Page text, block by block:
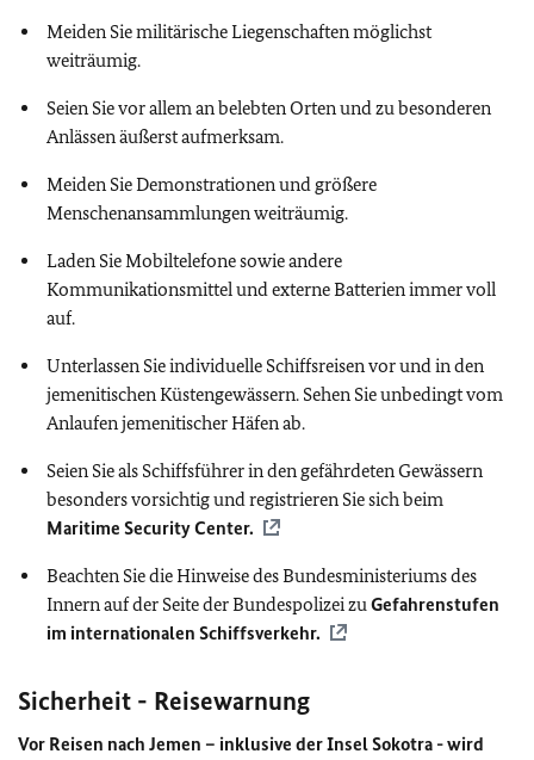
Meiden Sie militärische Liegenschaften möglichst
weiträumig.
Seien Sie vor allem an belebten Orten und zu besonderen
Anlässen äußerst aufmerksam.
Meiden Sie Demonstrationen und größere
Menschenansammlungen weiträumig.
Laden Sie Mobiltelefone sowie andere
Kommunikationsmittel und externe Batterien immer voll
auf.
Unterlassen Sie individuelle Schiffsreisen vor und in den
jemenitischen Küstengewässern. Sehen Sie unbedingt vom
Anlaufen jemenitischer Häfen ab.
Seien Sie als Schiffsführer in den gefährdeten Gewässern
besonders vorsichtig und registrieren Sie sich beim
Maritime Security Center.
Beachten Sie die Hinweise des Bundesministeriums des
Innern auf der Seite der Bundespolizei zuGefahrenstufen
im internationalen Schiffsverkehr.
Sicherheit - Reisewarnung
Vor Reisen nach Jemen – inklusive der Insel Sokotra - wird